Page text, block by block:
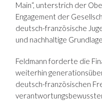
Main“, unterstrich der
Engagement der
deutsch-französische
und nachhaltige
Feldmann forderte die
weiterhin
deutsch-französischen